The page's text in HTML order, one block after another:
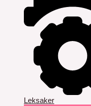
Leksaker